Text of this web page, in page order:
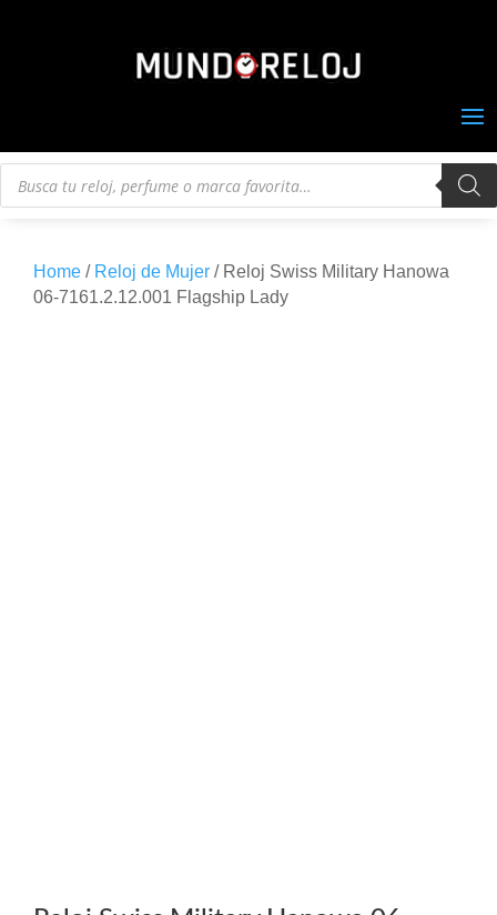
Búsqueda
Home / Reloj de Mujer / Reloj Swiss Military Hanowa
06-7161.2.12.001 Flagship Lady